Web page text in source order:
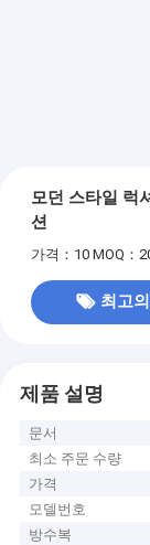
모던 스타일 럭
션
가격：10 MOQ：
최고
제품 설명
문서
최소 주문 수량
가격
모델번호
방수복